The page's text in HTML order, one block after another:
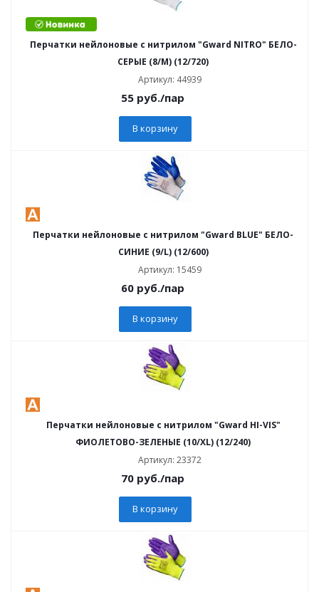
Перчатки нейлоновые с нитрилом "Gward NITRO" БЕЛО-
СЕРЫЕ (8/М) (12/720)
Артикул: 44939
55руб./пар
В корзину
Перчатки нейлоновые с нитрилом "Gward BLUE" БЕЛО-
СИНИЕ (9/L) (12/600)
Артикул: 15459
60руб./пар
В корзину
Перчатки нейлоновые с нитрилом "Gward HI-VIS"
ФИОЛЕТОВО-ЗЕЛЕНЫЕ (10/XL) (12/240)
Артикул: 23372
70руб./пар
В корзину